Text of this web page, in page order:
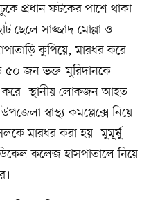
প্রধান ফটকের পাশে থাকা
ছেলে সাজ্জাদ মোল্লা ও
কুপিয়ে, মারধর করে
৫০ জন ভক্ত-মুরিদানকে
স্থানীয় লোকজন আহত
স্বাস্থ্য কমপ্লেক্সে নিয়ে
মারধর করা হয়। মুমূর্ষু
কলেজ হাসপাতালে নিয়ে